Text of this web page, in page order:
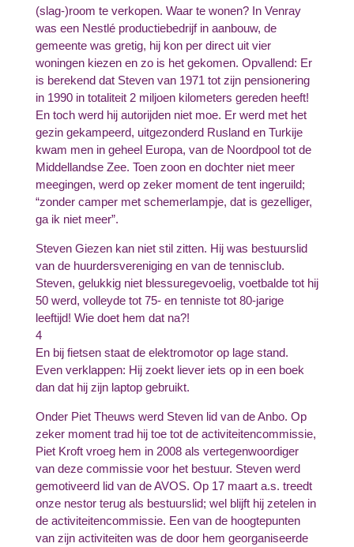
(slag-)room te verkopen. Waar te wonen? In Venray
was een Nestlé productiebedrijf in aanbouw, de
gemeente was gretig, hij kon per direct uit vier
woningen kiezen en zo is het gekomen. Opvallend: Er
is berekend dat Steven van 1971 tot zijn pensionering
in 1990 in totaliteit 2 miljoen kilometers gereden heeft!
En toch werd hij autorijden niet moe. Er werd met het
gezin gekampeerd, uitgezonderd Rusland en Turkije
kwam men in geheel Europa, van de Noordpool tot de
Middellandse Zee. Toen zoon en dochter niet meer
meegingen, werd op zeker moment de tent ingeruild;
“zonder camper met schemerlampje, dat is gezelliger,
ga ik niet meer”.
Steven Giezen kan niet stil zitten. Hij was bestuurslid
van de huurdersvereniging en van de tennisclub.
Steven, gelukkig niet blessuregevoelig, voetbalde tot hij
50 werd, volleyde tot 75- en tenniste tot 80-jarige
leeftijd! Wie doet hem dat na?!
4
En bij fietsen staat de elektromotor op lage stand.
Even verklappen: Hij zoekt liever iets op in een boek
dan dat hij zijn laptop gebruikt.
Onder Piet Theuws werd Steven lid van de Anbo. Op
zeker moment trad hij toe tot de activiteitencommissie,
Piet Kroft vroeg hem in 2008 als vertegenwoordiger
van deze commissie voor het bestuur. Steven werd
gemotiveerd lid van de AVOS. Op 17 maart a.s. treedt
onze nestor terug als bestuurslid; wel blijft hij zetelen in
de activiteitencommissie. Een van de hoogtepunten
van zijn activiteiten was de door hem georganiseerde